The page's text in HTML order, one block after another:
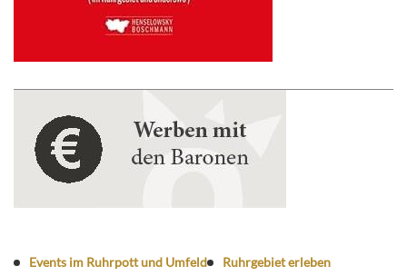
Events im Ruhrpott und Umfeld Ruhrgebiet erleben